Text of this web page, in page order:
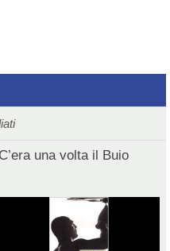
C’era una volta il Buio